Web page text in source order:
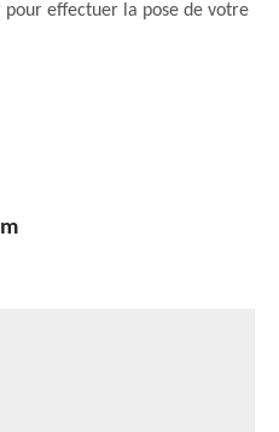
effectuer la pose de votre